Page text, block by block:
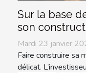
Sur la base
son
Mardi 23 janvier
Faire construire sa
délicat.